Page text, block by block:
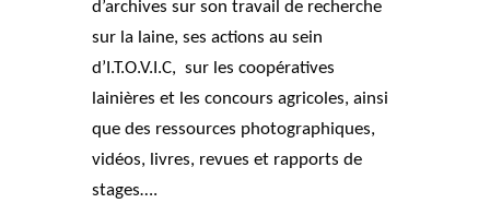
d’archives sur son travail de recherche
sur la laine, ses actions au sein
d’I.T.O.V.I.C, sur les coopératives
lainières et les concours agricoles, ainsi
que des ressources photographiques,
vidéos, livres, revues et rapports de
stages….